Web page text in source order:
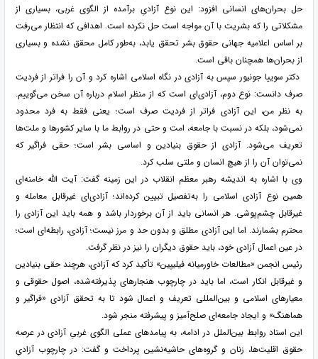
حل بحران‌های انسانی افزود: این نوع آزادیِ برآمده از الگوی غربی، بسیاری از
مشکلاتی را که بشریت با آن مواجه است حل نکرده است. اهدافی که انتظار می‌رفت
بر اساس اعلامیه جهانی حقوق بشر تحقق یابد، به‌طور کامل محقق نشده و بسیاری
از بحران‌ها همچنان باقی است.
دکتر سوییا جونیور سپس به آزادی در نگاه اسلامی اشاره کرد و آن را فراتر از فردیت
صرف دانست: نوع دوم، آزادی‌ای است که از منظر اسلام درباره آن سخن می‌گوییم.
به نظر من، این آزادی فراتر از فردیت صرف است؛ یعنی فقط به فرد محدود
نمی‌شود، بلکه در نسبت با جامعه، امت و حتی در روابط ما با سایر کشورها و ملت‌ها
تعریف می‌شود. آزادی از حقوق بنیادین و اساسی بشر است؛ حقی فراگیر که
نمی‌توان آن را از هیچ انسان و ملتی سلب کرد.
وی با اشاره به اندیشه رهبر معظم انقلاب در این زمینه گفت: آیت الله خامنه‌ای
همین نوع آزادی اسلامی را به‌تفصیل تبیین کرده‌اند؛ آزادی‌ای غیرقابل معامله و
غیرقابل چشم‌پوشی. هر انسانی باید از آن برخوردار باشد و همه باید این آزادی را
محترم بشمارند. اما این آزادی مطلق و بدون حد و مرز نیست؛ آزادی، رابطه‌ای است؛
در عین اعمال آزادی خود، باید حقوق دیگران را نیز در نظر گرفت.
رئیس انجمن «مطالعات خاورمیانه فیلیپین» تأکید کرد که آزادی، هرچند حقی بنیادین
و غیرقابل انکار است، اما باید در چارچوب هنجارهای پذیرفته‌شده، اصول حقوقی و
معیارهای اسلامی و بین‌المللی تعریف و اعمال شود تا به تحقق آزادی «فراگیر و
هماهنگ» و ایجاد جامعه‌ای صلح‌آمیز و پیشرفته منجر شود.
این استاد روابط بین‌الملل در ادامه، به پیامدهای عملی الگوی غربیِ آزادی در عرصه
حقوق اقلیت‌ها، زنان و گروه‌های حاشیه‌نشین پرداخت و گفت: در چارچوب آزادیِ